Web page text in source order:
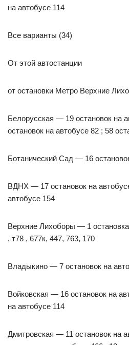
на автобусе 114
Все варианты (34)
От этой автостанции
от остановки Метро Верхние
Белорусская — 19 остановок на
остановок на автобусе 82 ; 58
Ботанический Сад — 16
ВДНХ — 17 остановок на
автобусе 154
Верхние Лихоборы — 1
, т78 , 677к, 447, 763, 170
Владыкино — 7 остановок на
Войковская — 16 остановок на
на автобусе 114
Дмитровская — 11 остановок на